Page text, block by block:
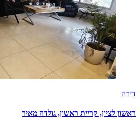
דירה
ראשון לציון, קריית ראשון, גולדה מאיר